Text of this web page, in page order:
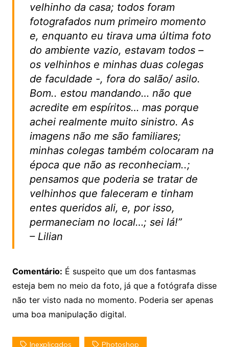
velhinho da casa; todos foram
fotografados num primeiro momento
e, enquanto eu tirava uma última foto
do ambiente vazio, estavam todos –
os velhinhos e minhas duas colegas
de faculdade -, fora do salão/ asilo.
Bom.. estou mandando… não que
acredite em espíritos… mas porque
achei realmente muito sinistro. As
imagens não me são familiares;
minhas colegas também colocaram na
época que não as reconheciam..;
pensamos que poderia se tratar de
velhinhos que faleceram e tinham
entes queridos ali, e, por isso,
permaneciam no local…; sei lá!”
– Lilian
Comentário: É suspeito que um dos fantasmas
esteja bem no meio da foto, já que a fotógrafa disse
não ter visto nada no momento. Poderia ser apenas
uma boa manipulação digital.
Inexplicados Photoshop